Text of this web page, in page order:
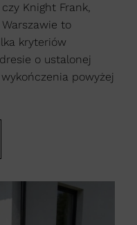
Knight Frank,
to
kryteriów
o ustalonej
powyżej